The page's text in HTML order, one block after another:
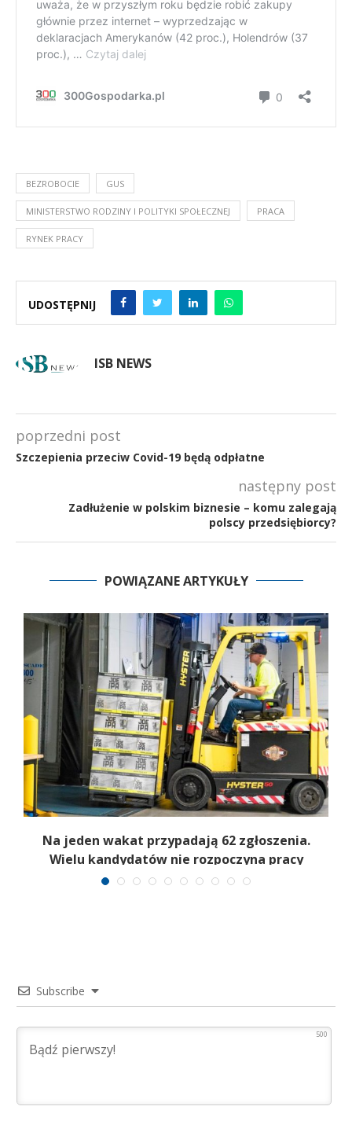
BEZROBOCIE GUS
MINISTERSTWO RODZINY I POLITYKI SPOŁECZNEJ PRACA
RYNEK PRACY
UDOSTĘPNIJ
ISB NEWS
poprzedni post
Szczepienia przeciw Covid-19 będą odpłatne
następny post
Zadłużenie w polskim biznesie – komu zalegają
polscy przedsiębiorcy?
POWIĄZANE ARTYKUŁY
Na jeden wakat przypadają 62 zgłoszenia.
Wielu kandydatów nie rozpoczyna pracy
Subscribe
500